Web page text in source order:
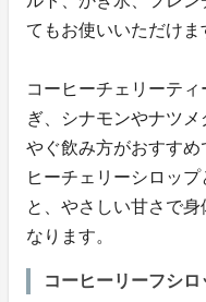
てもお使いいただけま
コーヒーチェリーテ
ぎ、シナモンやナツ
やぐ飲み方がおすす
ヒーチェリーシロッ
と、やさしい甘さで
なります。
コーヒーリーフシロ